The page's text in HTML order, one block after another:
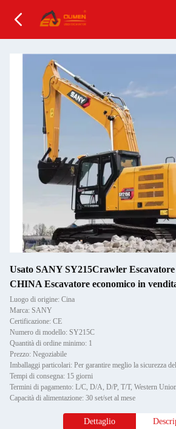
Usato SANY SY215Crawler
CHINA Escavatore economico in
Luogo di origine: Cina
Marca: SANY
Certificazione: CE
Numero di modello: SY215C
Quantità di ordine minimo: 1
Prezzo: Negoziabile
Tempi di consegna: 15 giorni
Termini di pagamento: L/C, D/A, D/P, T/T, Western
Capacità di alimentazione: 30 set/set al mese
Dettaglio